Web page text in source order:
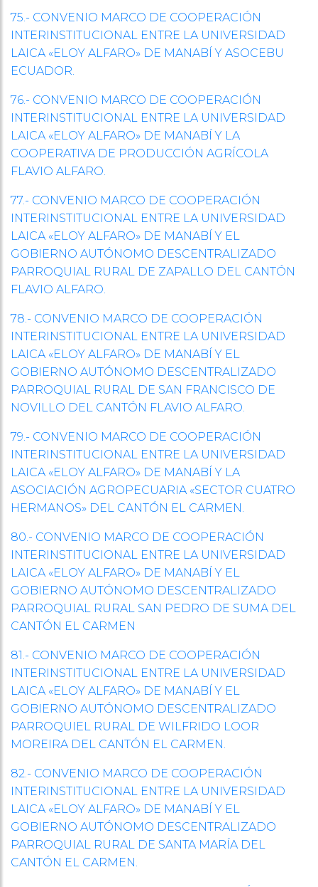
75.- CONVENIO MARCO DE COOPERACIÓN
INTERINSTITUCIONAL ENTRE LA UNIVERSIDAD
LAICA «ELOY ALFARO» DE MANABÍ Y ASOCEBU
ECUADOR.
76.- CONVENIO MARCO DE COOPERACIÓN
INTERINSTITUCIONAL ENTRE LA UNIVERSIDAD
LAICA «ELOY ALFARO» DE MANABÍ Y LA
COOPERATIVA DE PRODUCCIÓN AGRÍCOLA
FLAVIO ALFARO.
77.- CONVENIO MARCO DE COOPERACIÓN
INTERINSTITUCIONAL ENTRE LA UNIVERSIDAD
LAICA «ELOY ALFARO» DE MANABÍ Y EL
GOBIERNO AUTÓNOMO DESCENTRALIZADO
PARROQUIAL RURAL DE ZAPALLO DEL CANTÓN
FLAVIO ALFARO.
78.- CONVENIO MARCO DE COOPERACIÓN
INTERINSTITUCIONAL ENTRE LA UNIVERSIDAD
LAICA «ELOY ALFARO» DE MANABÍ Y EL
GOBIERNO AUTÓNOMO DESCENTRALIZADO
PARROQUIAL RURAL DE SAN FRANCISCO DE
NOVILLO DEL CANTÓN FLAVIO ALFARO.
79.- CONVENIO MARCO DE COOPERACIÓN
INTERINSTITUCIONAL ENTRE LA UNIVERSIDAD
LAICA «ELOY ALFARO» DE MANABÍ Y LA
ASOCIACIÓN AGROPECUARIA «SECTOR CUATRO
HERMANOS» DEL CANTÓN EL CARMEN.
80.- CONVENIO MARCO DE COOPERACIÓN
INTERINSTITUCIONAL ENTRE LA UNIVERSIDAD
LAICA «ELOY ALFARO» DE MANABÍ Y EL
GOBIERNO AUTÓNOMO DESCENTRALIZADO
PARROQUIAL RURAL SAN PEDRO DE SUMA DEL
CANTÓN EL CARMEN
81.- CONVENIO MARCO DE COOPERACIÓN
INTERINSTITUCIONAL ENTRE LA UNIVERSIDAD
LAICA «ELOY ALFARO» DE MANABÍ Y EL
GOBIERNO AUTÓNOMO DESCENTRALIZADO
PARROQUIEL RURAL DE WILFRIDO LOOR
MOREIRA DEL CANTÓN EL CARMEN.
82.- CONVENIO MARCO DE COOPERACIÓN
INTERINSTITUCIONAL ENTRE LA UNIVERSIDAD
LAICA «ELOY ALFARO» DE MANABÍ Y EL
GOBIERNO AUTÓNOMO DESCENTRALIZADO
PARROQUIAL RURAL DE SANTA MARÍA DEL
CANTÓN EL CARMEN.